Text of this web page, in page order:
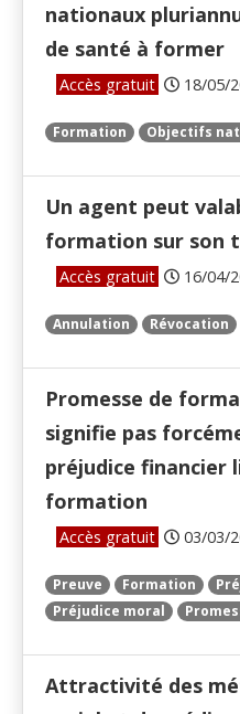
nationaux
de santé à former
Accès gratuit 18/05/
Formation Objectifs
Un agent peut
formation sur son
Accès gratuit 16/04/
Annulation Révocation
Promesse de
signifie pas
préjudice financier
formation
Accès gratuit 03/03/
Preuve Formation
Préjudice moral
Attractivité des